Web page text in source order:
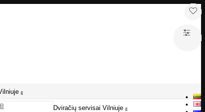
Dviračių servisai Vilniuje